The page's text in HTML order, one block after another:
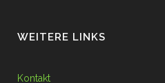
WEITERE LINKS
Kontakt